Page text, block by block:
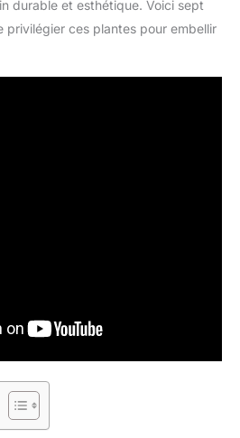
durable et esthétique. Voici sept
privilégier ces plantes pour embellir